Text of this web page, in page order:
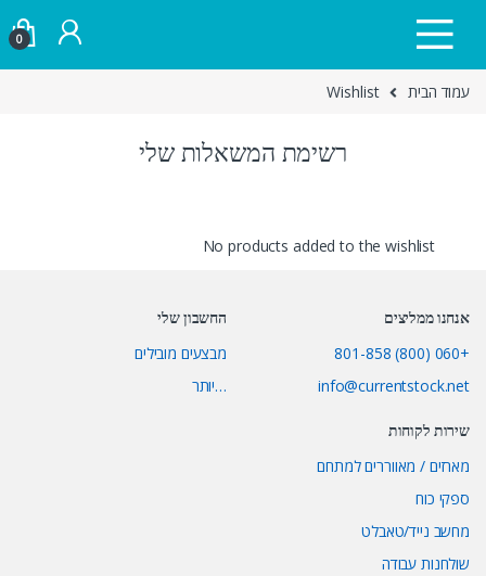
0
עמוד הבית Wishlist
רשימת המשאלות שלי
No products added to the wishlist
אנחנו ממליצים
+060 (800) 801-858
info@currentstock.net
החשבון שלי
מבצעים מובילים
…יותר
שירות לקוחות
מארזים / מאווררים למתחם
ספקי כוח
מחשב נייד/טאבלט
שולחנות עבודה